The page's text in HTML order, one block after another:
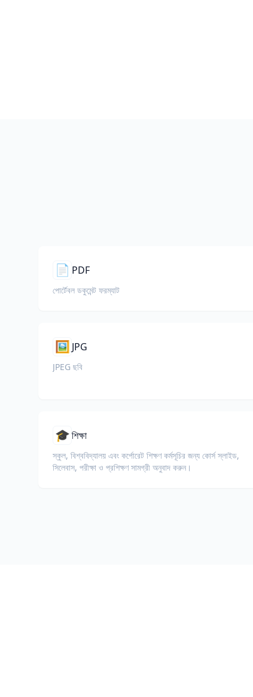
📄 PDF
পোর্টেবল ডকুমেন্ট ফরম্যাট
🖼️ JPG
JPEG ছবি
🎓শিক্ষা
স্কুল, বিশ্ববিদ্যালয় এবং কর্পোরেট শিক্ষণ কর্মসূচির জন্য কোর্স স্লাইড,
সিলেবাস, পরীক্ষা ও প্রশিক্ষণ সামগ্রী অনুবাদ করুন।